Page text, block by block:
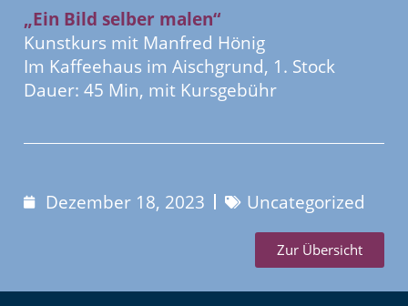
„Ein Bild selber malen“
Kunstkurs mit Manfred Hönig
Im Kaffeehaus im Aischgrund, 1. Stock
Dauer: 45 Min, mit Kursgebühr
Dezember 18, 2023 Uncategorized
Zur Übersicht